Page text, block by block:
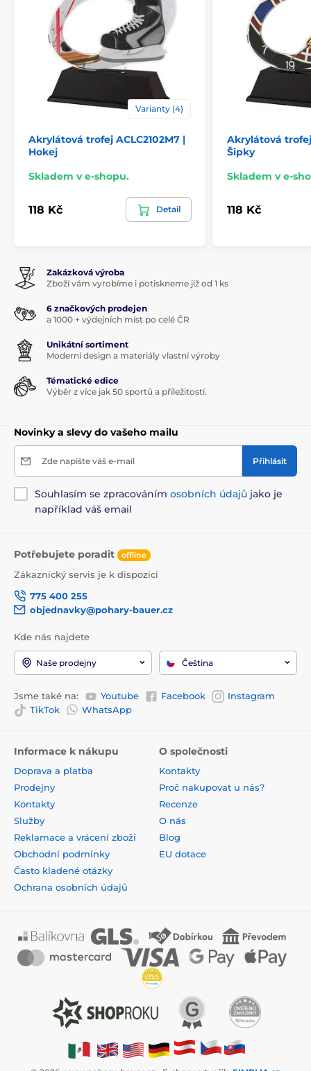
Varianty (4)
Akrylátová trofej ACLC2102M7 |
Hokej
Skladem v e-shopu.
118 Kč Detail
Akrylátová trofej
Šipky
Skladem v e-
118 Kč
Zakázková výroba
Zboží vám vyrobíme i potiskneme již od 1 ks
6 značkových prodejen
a 1000 + výdejních míst po celé ČR
Unikátní sortiment
Moderní design a materiály vlastní výroby
Tématické edice
Výběr z více jak 50 sportů a příležitostí.
Novinky a slevy do vašeho mailu
Zde napište váš e-mail Přihlásit
Souhlasím se zpracováním osobních údajů jako je
například váš email
Potřebujete poradit offline
Zákaznický servis je k dispozici
775 400 255
objednavky@pohary-bauer.cz
Kde nás najdete
Naše prodejny Čeština
Jsme také na: Youtube Facebook
Instagram
TikTok
WhatsApp
Informace k nákupu
Doprava a platba
Prodejny
Kontakty
Služby
Reklamace a vrácení zboží
Obchodní podmínky
Často kladené otázky
Ochrana osobních údajů
O společnosti
Kontakty
Proč nakupovat u nás?
Recenze
O nás
Blog
EU dotace